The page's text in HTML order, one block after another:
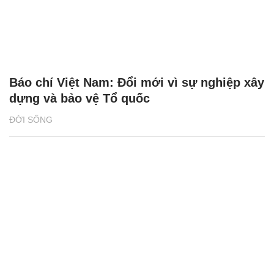
ĐỜI SỐNG
Báo chí Việt Nam: Đổi mới vì sự nghiệp xây
dựng và bảo vệ Tổ quốc